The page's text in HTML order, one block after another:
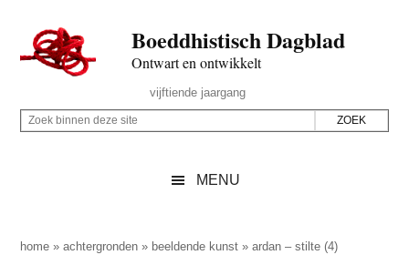
naar
de
inhoud
secondary
naar
de
sidebar
naar
de
Boeddhistisch Dagblad
Ontwart en ontwikkelt
Rechts
vijftiende jaargang
Z
p
Z
i
MENU
home »achtergronden » beeldende kunst »ardan – stilte (4)